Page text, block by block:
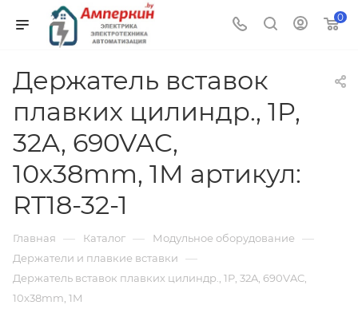
0
Держатель вставок
плавких цилиндр., 1P,
32A, 690VAC,
10x38mm, 1M артикул:
RT18-32-1
Главная — Каталог — Модульное оборудование —
Держатели и плавкие вставки —
Держатель вставок плавких цилиндр., 1P, 32A, 690VAC,
10x38mm, 1M